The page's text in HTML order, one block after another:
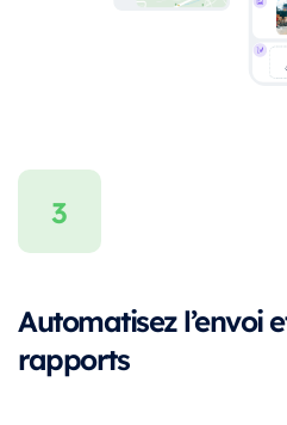
Automatisez l’envoi
rapports